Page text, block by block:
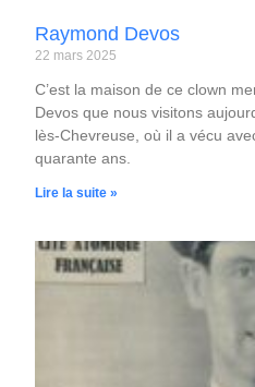
Raymond Devos
22 mars 2025
C’est la maison de ce clown
Devos que nous visitons
lès-Chevreuse, où il a vécu
quarante ans.
Lire la suite »